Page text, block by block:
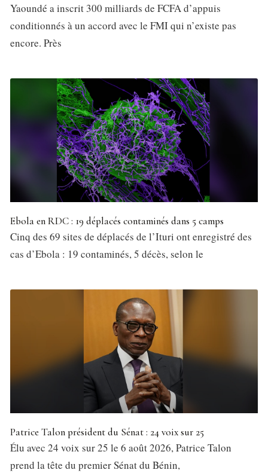
Yaoundé a inscrit 300 milliards de FCFA d’appuis
conditionnés à un accord avec le FMI qui n’existe pas
encore. Près
Ebola en RDC : 19 déplacés contaminés dans 5 camps
Cinq des 69 sites de déplacés de l’Ituri ont enregistré des
cas d’Ebola : 19 contaminés, 5 décès, selon le
Patrice Talon président du Sénat : 24 voix sur 25
Élu avec 24 voix sur 25 le 6 août 2026, Patrice Talon
prend la tête du premier Sénat du Bénin,